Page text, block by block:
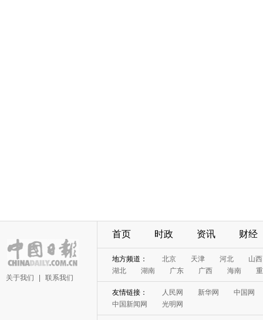
关于我们 联系我们
首页 时政 资讯 财经
地方频道： 北京 天津 河北
山西
湖北
湖南 广东 广西 海南
友情链接： 人民网 新华网
中国网
中国新闻网
光明网